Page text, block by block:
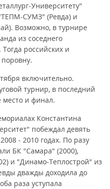
Университету"
СУМЗ" (Ревда) и
Возможно, в турнире
из соседнего
российских и
включительно.
турнир, в последний
место и финал.
Константина
побеждал девять
- 2010 годах. По разу
БК "Самара" (2000),
и "Динамо-Теплострой" из
дважды доходила до
раза уступала